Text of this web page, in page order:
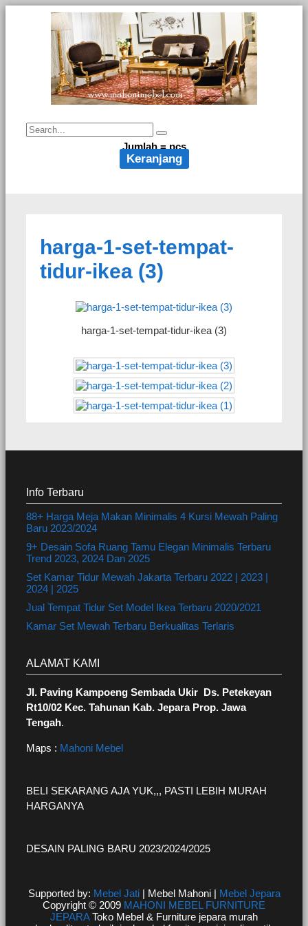
Jumlah =pcs
Keranjang
harga-1-set-tempat-
tidur-ikea (3)
harga-1-set-tempat-tidur-ikea (3)
Info Terbaru
88+ Harga Meja Makan Minimalis 4 Kursi Mewah Paling
Baru 2023/2024
9+ Desain Sofa Ruang Tamu Elegan Minimalis Terbaru
Trend 2023, 2024 Dan 2025
Set Kamar Tidur Mewah Jakarta Terbaru 2022 | 2023 |
2024 | 2025
Jual Tempat Tidur Set Model Ikea Terbaru 2020/2021
Kamar Set Mewah Terbaru Berkualitas Terlaris
ALAMAT KAMI
Jl. Paving Kampoeng Sembada Ukir Ds. Petekeyan
Rt10/02 Kec. Tahunan Kab. Jepara Prop. Jawa
Tengah.
Maps : Mahoni Mebel
BELI SEKARANG AJA YUK,,, PASTI LEBIH MURAH
HARGANYA
DESAIN PALING BARU 2023/2024/2025
Supported by: Mebel Jati| Mebel Mahoni | Mebel Jepara
Copyright © 2009 MAHONI MEBEL FURNITURE
JEPARAToko Mebel & Furniture jepara murah